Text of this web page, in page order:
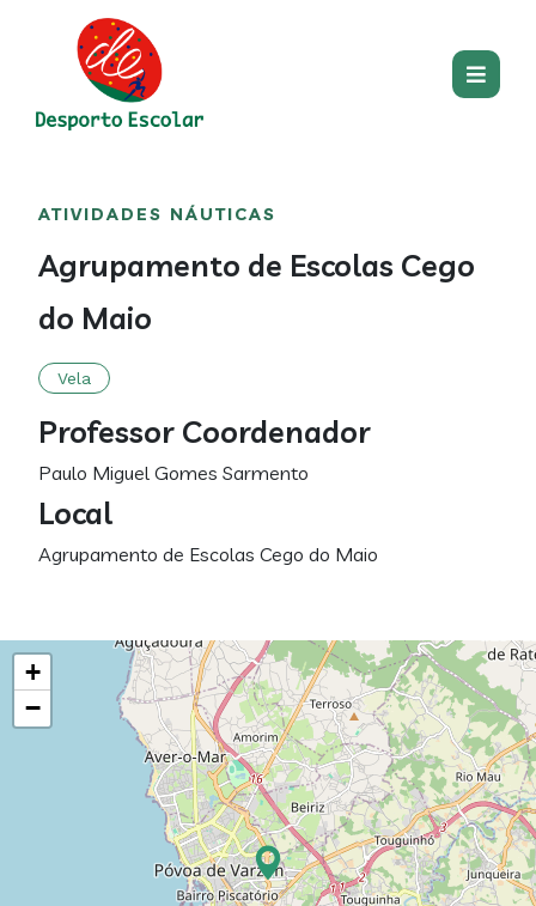
content
section
ATIVIDADES NÁUTICAS
Agrupamento de Escolas Cego
do Maio
Vela
Professor Coordenador
Paulo Miguel Gomes Sarmento
Local
Agrupamento de Escolas Cego do Maio
+
−